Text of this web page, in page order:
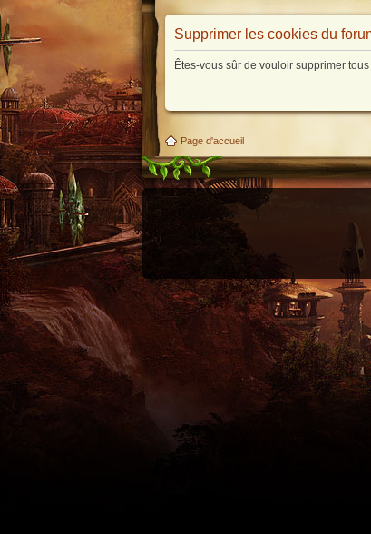
Supprimer les cookies du
Êtes-vous sûr de vouloir supprimer
Page d'accueil
Utilisez l'adresse suivante pour accéder au calendrier des évènements depuis